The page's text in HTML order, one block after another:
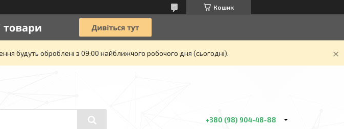
Кошик
будуть оброблені з 09:00 найближчого робочого дня (сьогодні).
+380 (98) 904-48-88